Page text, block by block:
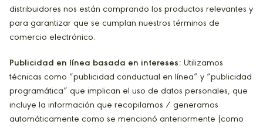
distribuidores nos están comprando los productos relevantes y
para garantizar que se cumplan nuestros términos de
comercio electrónico.
Publicidad en línea basada en intereses: Utilizamos
técnicas como “publicidad conductual en línea” y “publicidad
programática” que implican el uso de datos personales, que
incluye la información que recopilamos / generamos
automáticamente como se mencionó anteriormente (como